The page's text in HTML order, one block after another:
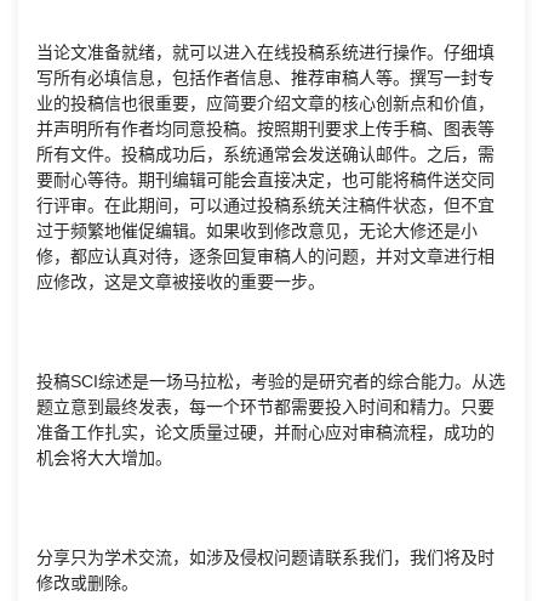
当论文准备就绪，就可以进入在线投稿系统进行操作。仔细填
写所有必填信息，包括作者信息、推荐审稿人等。撰写一封专
业的投稿信也很重要，应简要介绍文章的核心创新点和价值，
并声明所有作者均同意投稿。按照期刊要求上传手稿、图表等
所有文件。投稿成功后，系统通常会发送确认邮件。之后，需
要耐心等待。期刊编辑可能会直接决定，也可能将稿件送交同
行评审。在此期间，可以通过投稿系统关注稿件状态，但不宜
过于频繁地催促编辑。如果收到修改意见，无论大修还是小
修，都应认真对待，逐条回复审稿人的问题，并对文章进行相
应修改，这是文章被接收的重要一步。
投稿SCI综述是一场马拉松，考验的是研究者的综合能力。从选
题立意到最终发表，每一个环节都需要投入时间和精力。只要
准备工作扎实，论文质量过硬，并耐心应对审稿流程，成功的
机会将大大增加。
分享只为学术交流，如涉及侵权问题请联系我们，我们将及时
修改或删除。